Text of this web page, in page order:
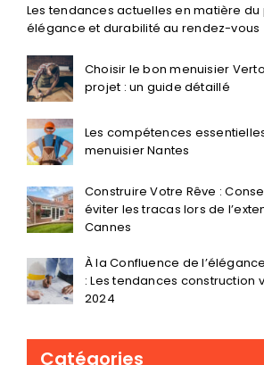
Les tendances actuelles en matière du
élégance et durabilité au rendez-vous
Choisir le bon menuisier
projet : un guide détaillé
Les compétences
menuisier Nantes
Construire Votre Rêve :
éviter les tracas lors de
Cannes
À la Confluence de
: Les tendances construction
2024
Catégories